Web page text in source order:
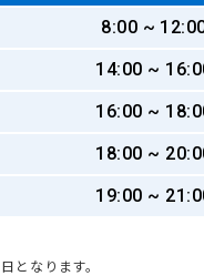
8:00 ~
14:00 ~
16:00 ~
18:00 ~
19:00 ~
となります。